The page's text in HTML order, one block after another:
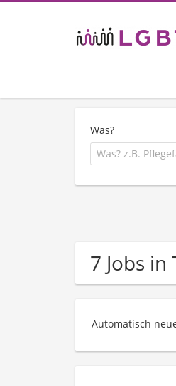
Was?
7 Jobs
Automatisch